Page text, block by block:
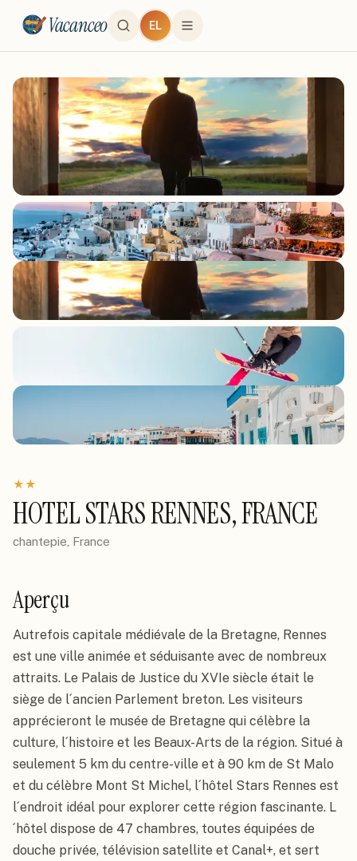
Vacanceo EL
★★
HOTEL STARS RENNES, FRANCE
chantepie, France
Aperçu
Autrefois capitale médiévale de la Bretagne, Rennes
est une ville animée et séduisante avec de nombreux
attraits. Le Palais de Justice du XVIe siècle était le
siège de l´ancien Parlement breton. Les visiteurs
apprécieront le musée de Bretagne qui célèbre la
culture, l´histoire et les Beaux-Arts de la région. Situé à
seulement 5 km du centre-ville et à 90 km de St Malo
et du célèbre Mont St Michel, l´hôtel Stars Rennes est
l´endroit idéal pour explorer cette région fascinante. L
´hôtel dispose de 47 chambres, toutes équipées de
douche privée, télévision satellite et Canal+, et sert